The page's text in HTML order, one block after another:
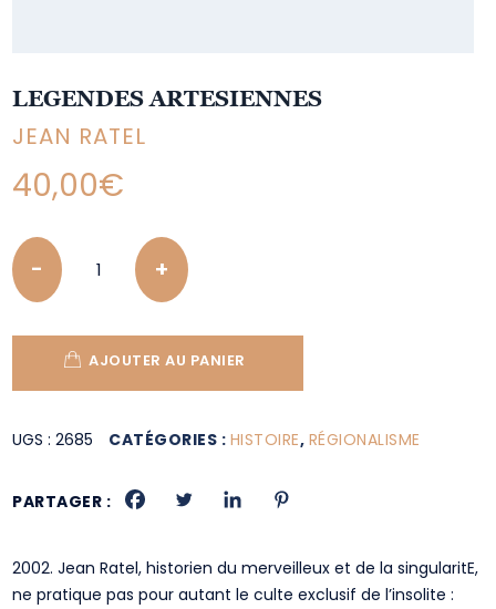
LEGENDES ARTESIENNES
JEAN RATEL
40,00€
Quantity
AJOUTER AU PANIER
UGS :2685 CATÉGORIES : HISTOIRE, RÉGIONALISME
PARTAGER :
2002. Jean Ratel, historien du merveilleux et de la singularitE,
ne pratique pas pour autant le culte exclusif de l’insolite :